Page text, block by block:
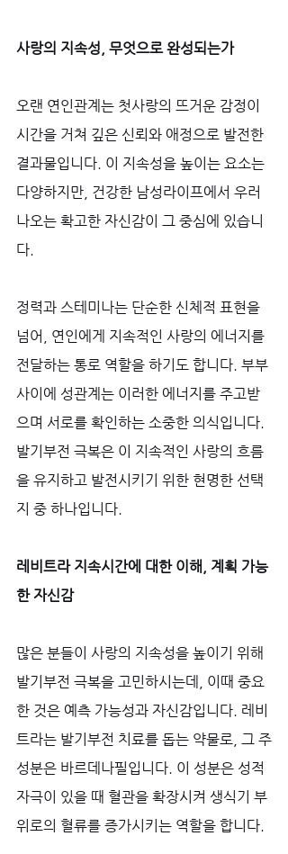
사랑의 지속성, 무엇으로 완성되는가
오랜 연인관계는 첫사랑의 뜨거운 감정이
시간을 거쳐 깊은 신뢰와 애정으로 발전한
결과물입니다. 이 지속성을 높이는 요소는
다양하지만, 건강한 남성라이프에서 우러
나오는 확고한 자신감이 그 중심에 있습니
다.
정력과 스테미나는 단순한 신체적 표현을
넘어, 연인에게 지속적인 사랑의 에너지를
전달하는 통로 역할을 하기도 합니다. 부부
사이에 성관계는 이러한 에너지를 주고받
으며 서로를 확인하는 소중한 의식입니다.
발기부전 극복은 이 지속적인 사랑의 흐름
을 유지하고 발전시키기 위한 현명한 선택
지 중 하나입니다.
레비트라 지속시간에 대한 이해, 계획 가능
한 자신감
많은 분들이 사랑의 지속성을 높이기 위해
발기부전 극복을 고민하시는데, 이때 중요
한 것은 예측 가능성과 자신감입니다. 레비
트라는 발기부전 치료를 돕는 약물로, 그 주
성분은 바르데나필입니다. 이 성분은 성적
자극이 있을 때 혈관을 확장시켜 생식기 부
위로의 혈류를 증가시키는 역할을 합니다.